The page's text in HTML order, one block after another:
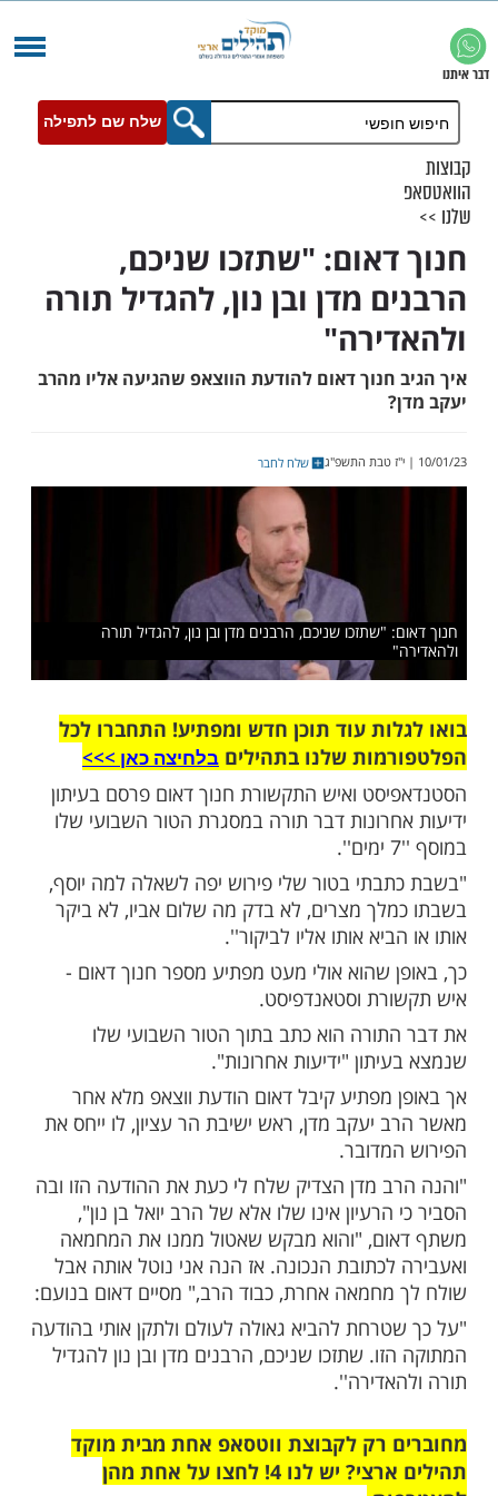
שלח שם לתפילה
"שתזכו שניכם,
מדן ובן נון, להגדיל תורה
דאום להודעת הווצאפ שהגיעה אליו מהרב
שלח לחבר
"שתזכו שניכם, הרבנים מדן ובן נון, להגדיל תורה
עוד תוכן חדש ומפתיע! התחברו לכל
שלנו בתהיליםבלחיצה כאן >>>​
ואיש התקשורת חנוך דאום פרסם בעיתון
דבר תורה במסגרת הטור השבועי שלו
בטור שלי פירוש יפה לשאלה למה יוסף,
מצרים, לא בדק מה שלום אביו, לא ביקר
אותו אליו לביקור''.
שהוא אולי מעט מפתיע מספר חנוך דאום -
וסטאנדפיסט.
הוא כתב בתוך הטור השבועי שלו
"ידיעות אחרונות".
מפתיע קיבל דאום הודעת ווצאפ מלא אחר
מדן הצדיק שלח לי כעת את ההודעה הזו ובה